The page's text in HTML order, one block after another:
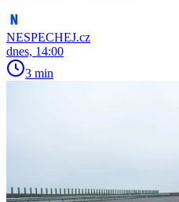
NESPECHEJ.cz
dnes, 14:00
3 min